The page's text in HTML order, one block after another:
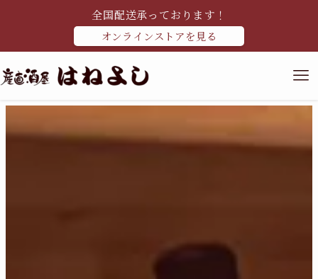
全国配送承っております！
オンラインストアを見る